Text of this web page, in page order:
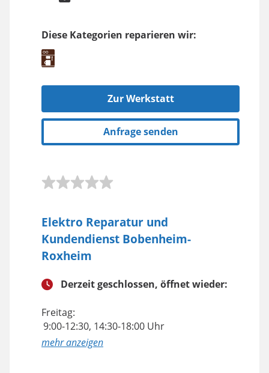
Diese Kategorien reparieren wir:
Zur Werkstatt
Anfrage senden
Elektro Reparatur und
Kundendienst Bobenheim-
Roxheim
Derzeit geschlossen, öffnet wieder:
Freitag:
9:00-12:30, 14:30-18:00 Uhr
anzeigen